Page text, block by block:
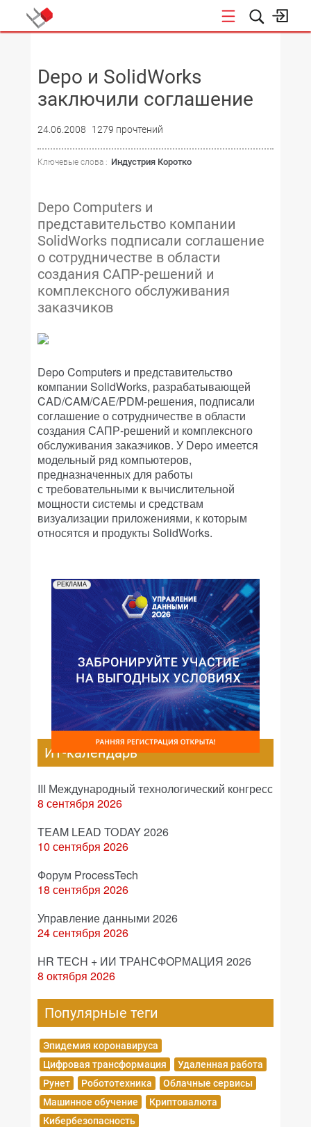
Depo и SolidWorks
заключили соглашение
24.06.2008 1279 прочтений
Ключевые слова : Индустрия Коротко
Depo Computers и
представительство компании
SolidWorks подписали соглашение
о сотрудничестве в области
создания САПР-решений и
комплексного обслуживания
заказчиков
Depo Computers и представительство
компании SolidWorks, разрабатывающей
CAD/CAM/CAE/PDM-решения, подписали
соглашение о сотрудничестве в области
создания САПР-решений и комплексного
обслуживания заказчиков. У Depo имеется
модельный ряд компьютеров,
предназначенных для работы
с требовательными к вычислительной
мощности системы и средствам
визуализации приложениями, к которым
относятся и продукты SolidWorks.
РЕКЛАМА
ИТ-календарь
III Международный технологический конгресс
8 сентября 2026
TEAM LEAD TODAY 2026
10 сентября 2026
Форум ProcessTech
18 сентября 2026
Управление данными 2026
24 сентября 2026
HR TECH + ИИ ТРАНСФОРМАЦИЯ 2026
8 октября 2026
Популярные теги
Эпидемия коронавируса
Цифровая трансформация
Удаленная работа
Рунет
Робототехника
Облачные сервисы
Машинное обучение
Криптовалюта
Кибербезопасность